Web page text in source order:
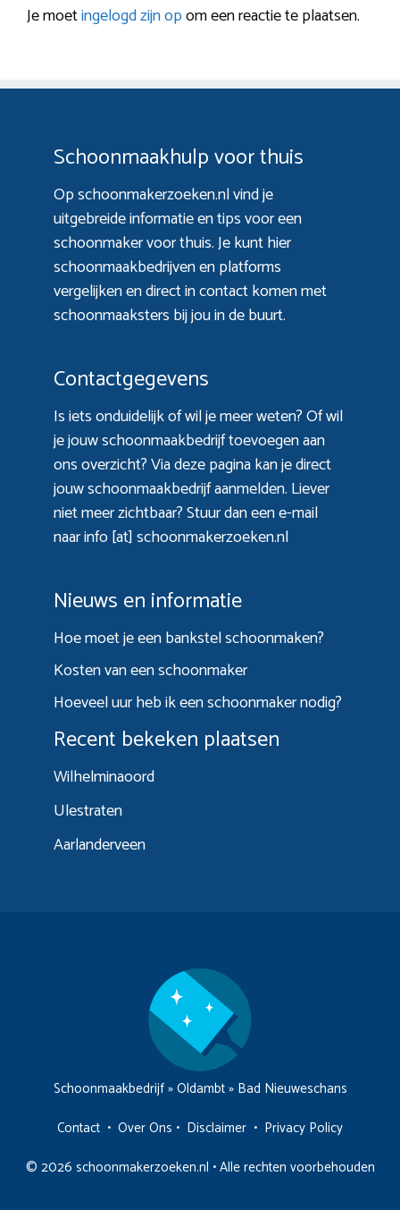
Je moetingelogd zijn opom een reactie te plaatsen.
Schoonmaakhulp voor thuis
Op schoonmakerzoeken.nl vind je
uitgebreide informatie en tips voor een
schoonmaker voor thuis. Je kunt hier
schoonmaakbedrijven en platforms
vergelijken en direct in contact komen met
schoonmaaksters bij jou in de buurt.
Contactgegevens
Is iets onduidelijk of wil je meer weten? Of wil
je jouw schoonmaakbedrijf toevoegen aan
ons overzicht? Viadeze paginakan je direct
jouw schoonmaakbedrijf aanmelden. Liever
niet meer zichtbaar? Stuur dan een e-mail
naar info [at] schoonmakerzoeken.nl
Nieuws en informatie
Hoe moet je een bankstel schoonmaken?
Kosten van een schoonmaker
Hoeveel uur heb ik een schoonmaker nodig?
Recent bekeken plaatsen
Wilhelminaoord
Ulestraten
Aarlanderveen
Schoonmaakbedrijf»Oldambt» Bad Nieuweschans
Contact • Over Ons • Disclaimer • Privacy Policy
© 2026 schoonmakerzoeken.nl • Alle rechten voorbehouden